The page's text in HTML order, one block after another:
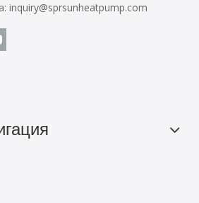
inquiry@sprsunheatpump.com